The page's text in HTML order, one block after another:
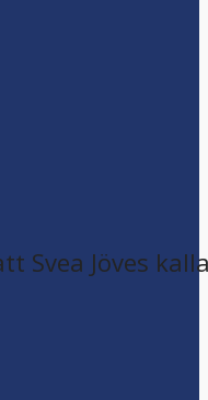
Svea Jöves